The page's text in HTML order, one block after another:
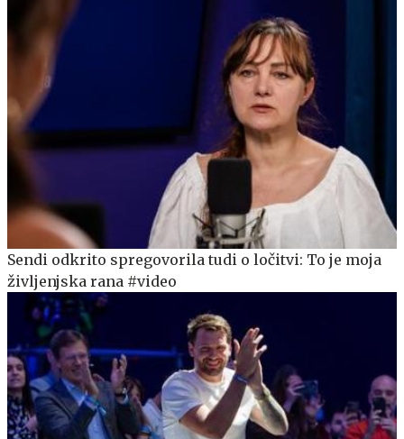
Sendi odkrito spregovorila tudi o ločitvi: To je moja
življenjska rana #video